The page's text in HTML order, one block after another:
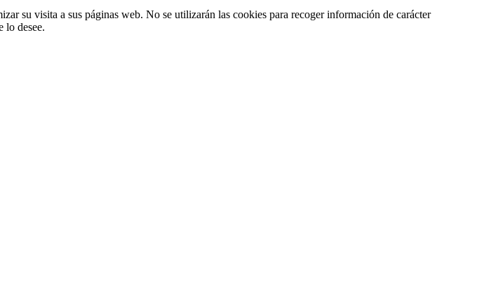
su visita a sus páginas web. No se utilizarán las cookies para recoger información de carácter
lo desee.